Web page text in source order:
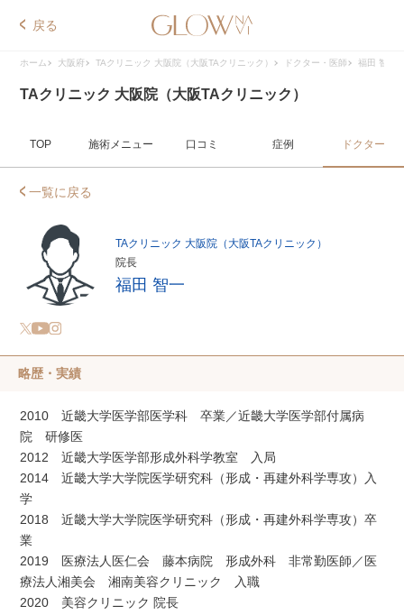
戻る
ホーム 大阪府 TAクリニック 大阪院（大阪TAクリニック） ドクター・医師 福田 智一
TAクリニック 大阪院（大阪TAクリニック）
TOP 施術メニュー 口コミ 症例 ドクター
一覧に戻る
TAクリニック 大阪院（大阪TAクリニック）
院長
福田 智一
略歴・実績
2010 近畿大学医学部医学科 卒業／近畿大学医学部付属病
院 研修医
2012 近畿大学医学部形成外科学教室 入局
2014 近畿大学大学院医学研究科（形成・再建外科学専攻）入
学
2018 近畿大学大学院医学研究科（形成・再建外科学専攻）卒
業
2019 医療法人医仁会 藤本病院 形成外科 非常勤医師／医
療法人湘美会 湘南美容クリニック 入職
2020 美容クリニック 院長